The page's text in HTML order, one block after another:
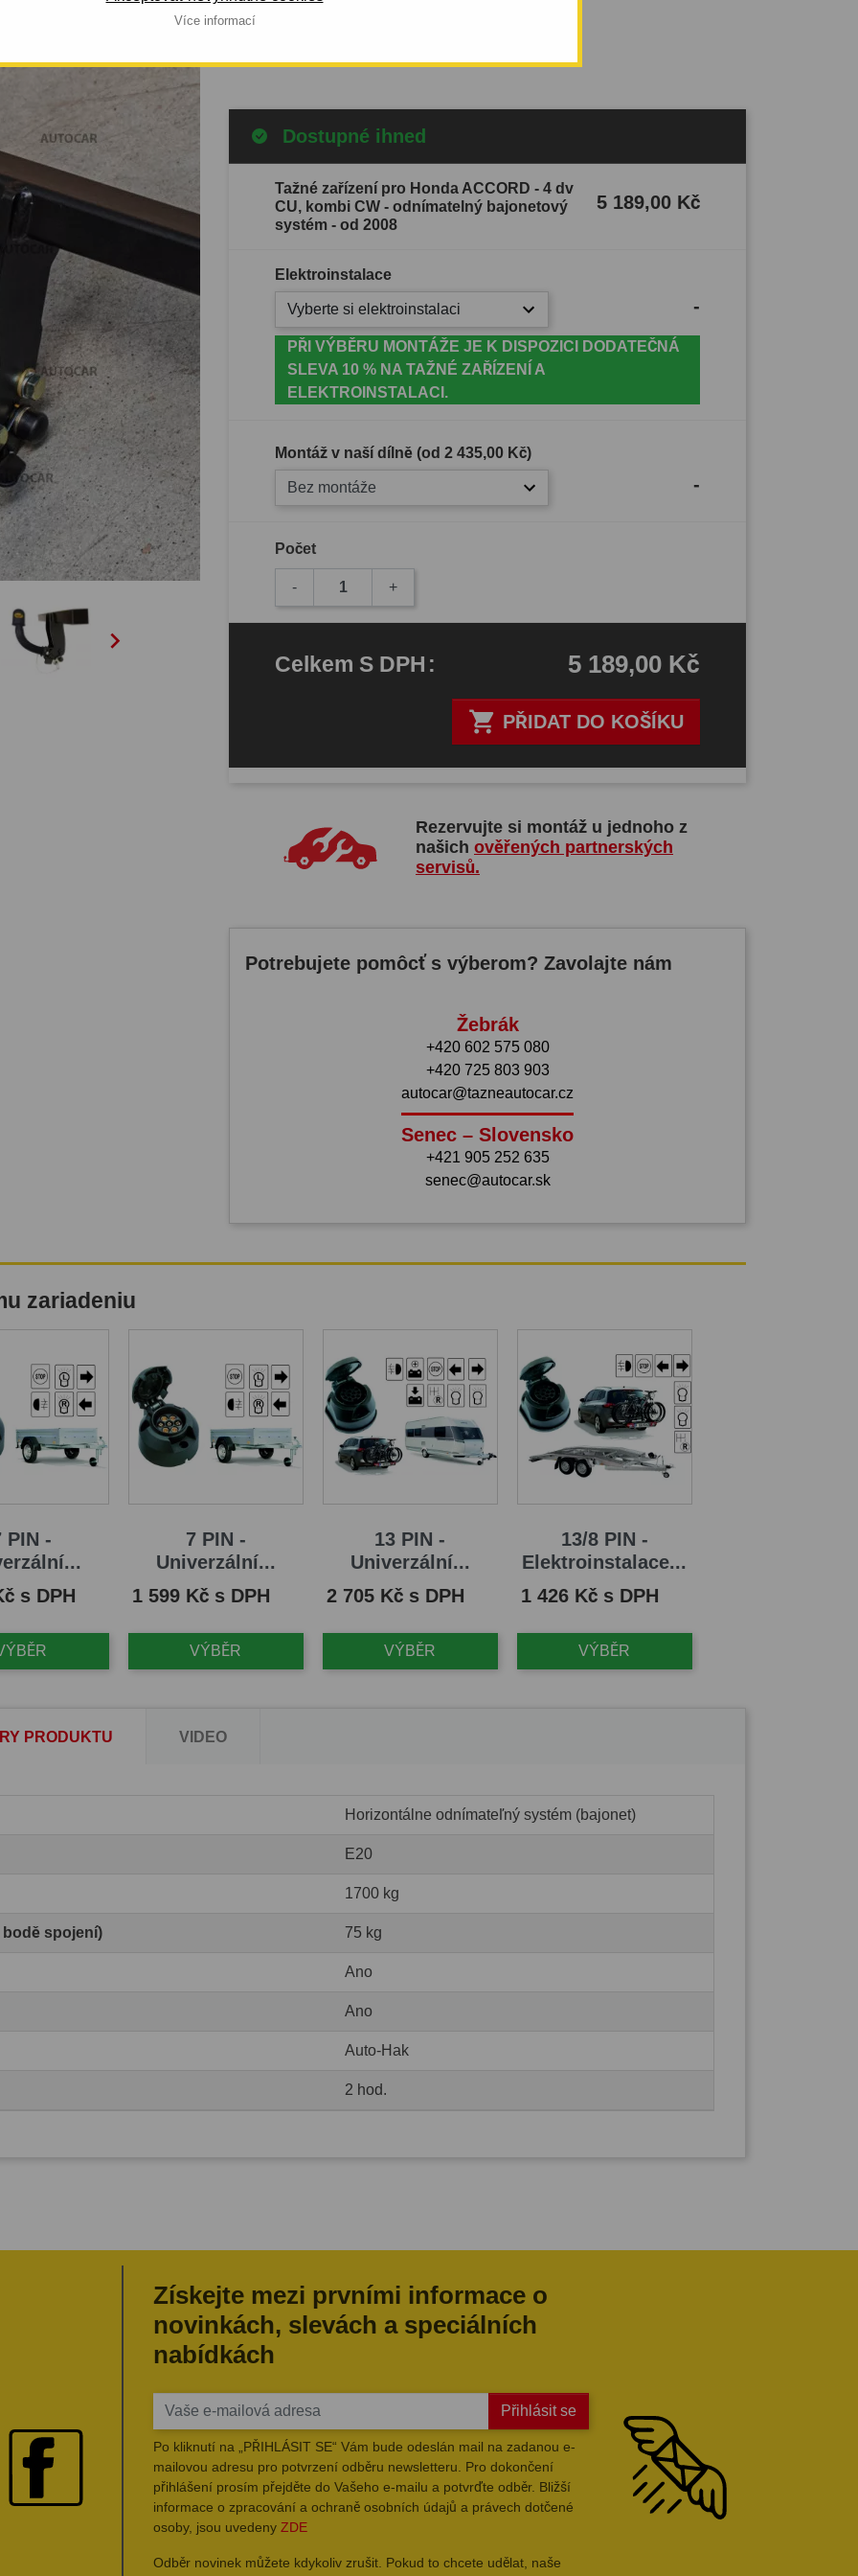
Více informací

výroby automobilu: od 2008.
Dostupné ihned
Tažné zařízení pro Honda ACCORD - 4 dv
CU, kombi CW - odnímatelný bajonetový
systém - od 2008
5 189,00 Kč
Elektroinstalace
Vyberte si elektroinstalaci -
PŘI VÝBĚRU MONTÁŽE JE K DISPOZICI DODATEČNÁ
SLEVA 10 % NA TAŽNÉ ZAŘÍZENÍ A
ELEKTROINSTALACI.
Montáž v naší dílně (od 2 435,00 Kč)
Bez montáže -
Počet
- +
 PŘIDAT DO KOŠÍKU
Celkem S DPH: 5 189,00 Kč
Rezervujte si montáž u jednoho z
našich ověřených partnerských
servisů.
Potrebujete pomôcť s výberom? Zavolajte nám
Žebrák
+420 602 575 080
+420 725 803 903
autocar@tazneautocar.cz
Senec – Slovensko
+421 905 252 635
senec@autocar.sk
zariadeniu
PIN -
s DPH
7 PIN -
Univerzální...
Cena
1 599 Kč s DPH
VÝBĚR
13 PIN -
Univerzální...
Cena
2 705 Kč s DPH
VÝBĚR
13/8 PIN -
Elektroinstalace...
Cena
1 426 Kč s DPH
VÝBĚR
PRODUKTU VIDEO
Horizontálne odnímateľný systém (bajonet)
E20
1700 kg
spojení) 75 kg
Ano
Ano
Auto-Hak
2 hod.
Získejte mezi prvními informace o
novinkách, slevách a speciálních
nabídkách
Přihlásit se
Po kliknutí na „PŘIHLÁSIT SE“ Vám bude odeslán mail na zadanou e-
mailovou adresu pro potvrzení odběru newsletteru. Pro dokončení
přihlášení prosím přejděte do Vašeho e-mailu a potvrďte odběr. Bližší
informace o zpracování a ochraně osobních údajů a právech dotčené
osoby, jsou uvedeny ZDE
Odběr novinek můžete kdykoliv zrušit. Pokud to chcete udělat, naše